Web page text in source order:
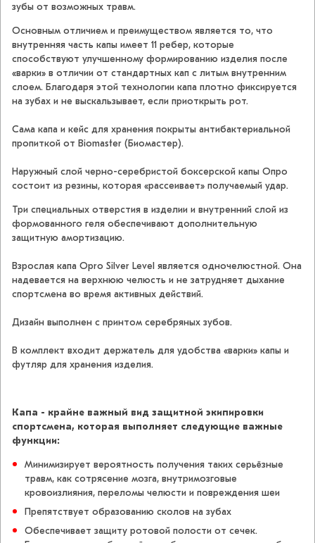
зубы от возможных травм.
Основным отличием и преимуществом является то, что
внутренняя часть капы имеет 11 ребер, которые
способствуют улучшенному формированию изделия после
«варки» в отличии от стандартных кап с литым внутренним
слоем. Благодаря этой технологии капа плотно фиксируется
на зубах и не выскальзывает, если приоткрыть рот.
Сама капа и кейс для хранения покрыты антибактериальной
пропиткой от Biomaster (Биомастер).
Наружный слой черно-серебристой боксерской капы Опро
состоит из резины, которая «рассеивает» получаемый удар.
Три специальных отверстия в изделии и внутренний слой из
формованного геля обеспечивают дополнительную
защитную амортизацию.
Взрослая капа Opro Silver Level является одночелюстной. Она
надевается на верхнюю челюсть и не затрудняет дыхание
спортсмена во время активных действий.
Дизайн выполнен с принтом серебряных зубов.
В комплект входит держатель для удобства «варки» капы и
футляр для хранения изделия.
Капа - крайне важный вид защитной экипировки
спортсмена, которая выполняет следующие важные
функции:
Минимизирует вероятность получения таких серьёзные
травм, как сотрясение мозга, внутримозговые
кровоизлияния, переломы челюсти и повреждения шеи
Препятствует образованию сколов на зубах
Обеспечивает защиту ротовой полости от сечек.